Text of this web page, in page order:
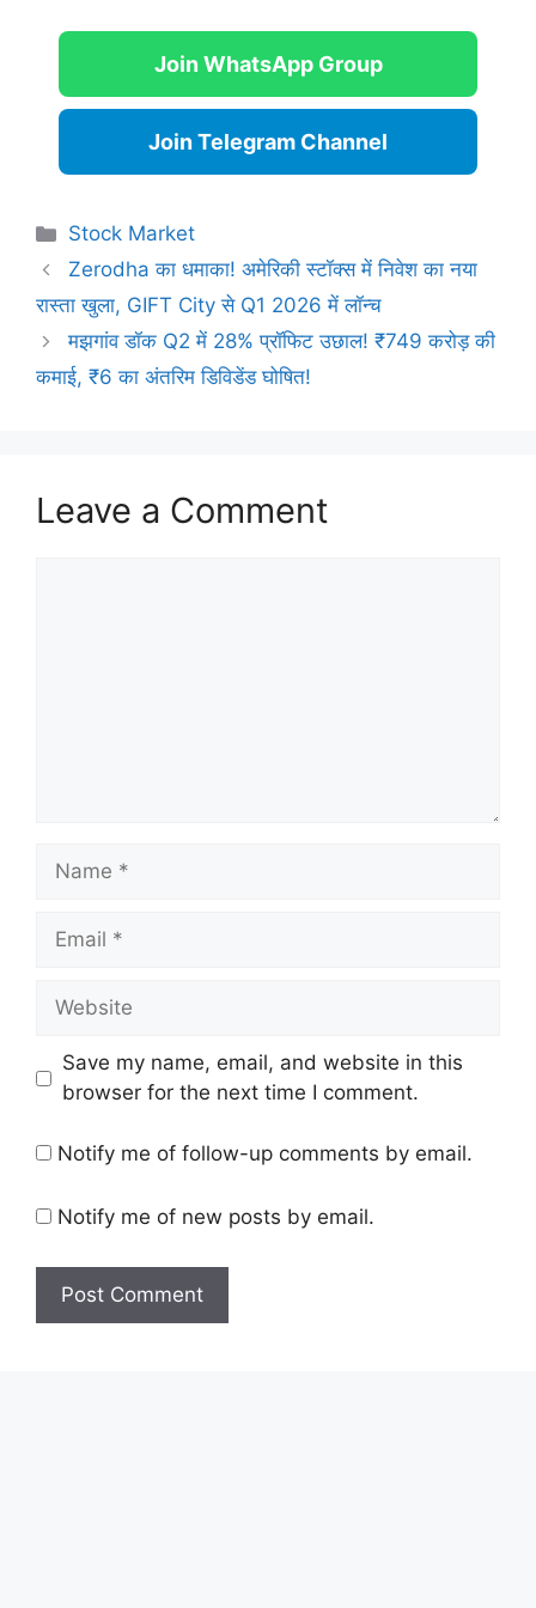
Join WhatsApp Group
Join Telegram Channel
Categories
Stock Market
Zerodha का धमाका! अमेरिकी स्टॉक्स में निवेश का नया
रास्ता खुला, GIFT City से Q1 2026 में लॉन्च
मझगांव डॉक Q2 में 28% प्रॉफिट उछाल! ₹749 करोड़ की
कमाई, ₹6 का अंतरिम डिविडेंड घोषित!
Leave a Comment
Name
Email
Website
Save my name, email, and website in this
browser for the next time I comment.
Notify me of follow-up comments by email.
Notify me of new posts by email.